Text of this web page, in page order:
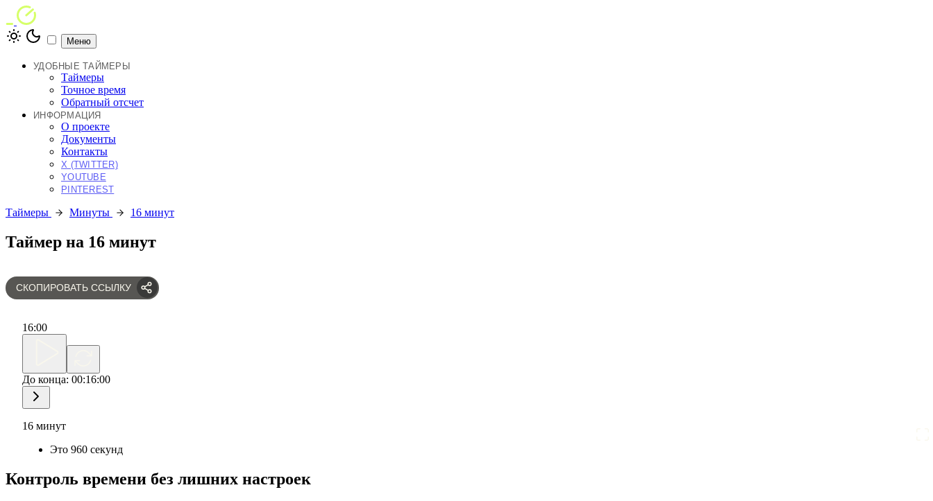
Меню
УДОБНЫЕ ТАЙМЕРЫ
Таймеры
Точное время
Обратный отсчет
ИНФОРМАЦИЯ
О проекте
Документы
Контакты
X (TWITTER)
YOUTUBE
PINTEREST
Таймеры Минуты 16 минут
Таймер на 16 минут
СКОПИРОВАТЬ ССЫЛКУ
16:00
До конца: 00:16:00
16 минут
Это 960 секунд
Контроль времени без лишних настроек